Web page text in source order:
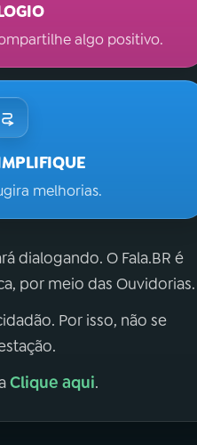
algo positivo.
melhorias.
dialogando. O Fala.BR é
por meio das Ouvidorias.
Por isso, não se
Clique aqui.